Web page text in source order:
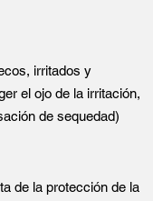
irritados y
el ojo de la irritación,
de sequedad)
de la protección de la